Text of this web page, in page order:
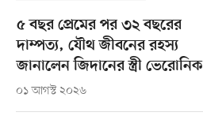
৫ বছর প্রেমের পর ৩২ বছরের
দাম্পত্য, যৌথ জীবনের রহস্য
জানালেন জিদানের স্ত্রী ভেরোনিক
০১ আগস্ট ২০২৬